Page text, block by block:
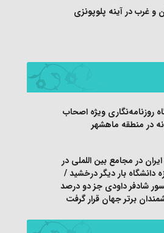
و غرب در آینه پلوپونزی
روزنامه‌نگاری ویژه اصحاب
در منطقه ماهشهر
در مجامع بین اللملی در
دانشگاه بار دیگر درخشید /
شادفر داودی جز دو درصد
برتر جهان قرار گرفت